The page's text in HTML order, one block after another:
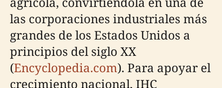
las corporaciones industriales más
grandes de los Estados Unidos a
principios del siglo XX
(Encyclopedia.com). Para apoyar el
crecimiento nacional, IHC